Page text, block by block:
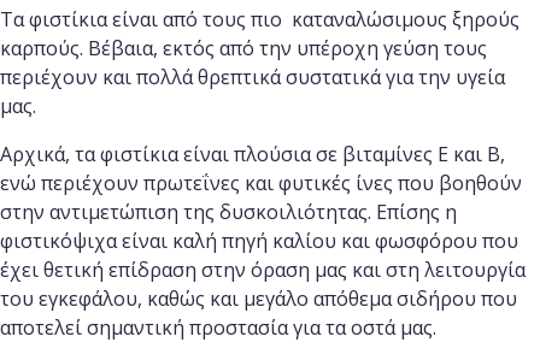
Τα φιστίκια είναι από τους πιο καταναλώσιμους ξηρούς
καρπούς. Βέβαια, εκτός από την υπέροχη γεύση τους
περιέχουν και πολλά θρεπτικά συστατικά για την υγεία
μας.
Αρχικά, τα φιστίκια είναι πλούσια σε βιταμίνες Ε και Β,
ενώ περιέχουν πρωτεΐνες και φυτικές ίνες που βοηθούν
στην αντιμετώπιση της δυσκοιλιότητας. Επίσης η
φιστικόψιχα είναι καλή πηγή καλίου και φωσφόρου που
έχει θετική επίδραση στην όραση μας και στη λειτουργία
του εγκεφάλου, καθώς και μεγάλο απόθεμα σιδήρου που
αποτελεί σημαντική προστασία για τα οστά μας.